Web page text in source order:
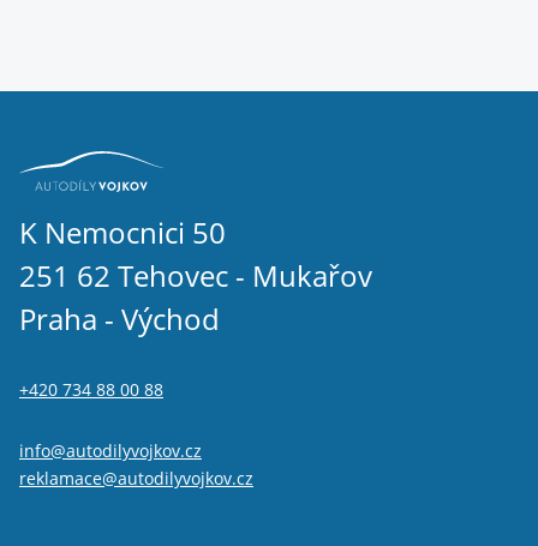
K Nemocnici 50
251 62 Tehovec - Mukařov
Praha - Východ
+420 734 88 00 88
info@autodilyvojkov.cz
reklamace@autodilyvojkov.cz